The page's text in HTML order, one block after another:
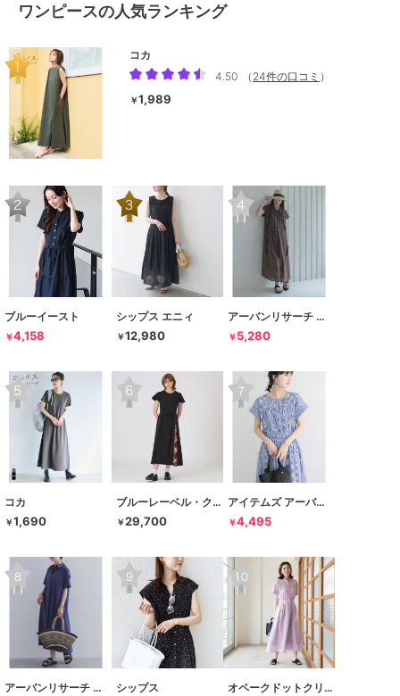
ワンピースの人気ランキング
コカ
4.50
（ 24件の口コミ ）
￥1,989
ブルーイースト
￥4,158
シップス エニィ
￥12,980
アーバンリサーチ サニーレーベル
￥ 5,280
コカ
￥1,690
ブルーレーベル・クレストブリッジ
￥29,700
アイテムズ アーバンリサーチ
￥4,495
アーバンリサーチ ドアーズ シップス オペークドットクリップ